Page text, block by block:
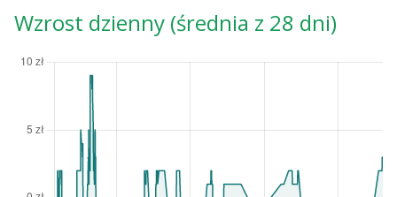
Wzrost dzienny (średnia z 28 dni)